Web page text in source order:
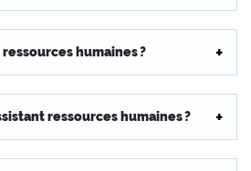
humaines ?
ressources humaines ?